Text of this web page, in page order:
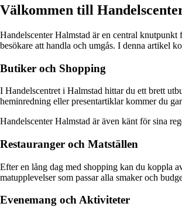
Välkommen till
Handelscenter Halmstad är en central
besökare att handla och umgås. I denna artikel
Butiker och Shopping
I Handelscentret i Halmstad hittar du ett brett
heminredning eller presentartiklar kommer du
Handelscenter Halmstad är även känt för sina
Restauranger och Matställen
Efter en lång dag med shopping kan du koppla
matupplevelser som passar alla smaker och
Evenemang och Aktiviteter